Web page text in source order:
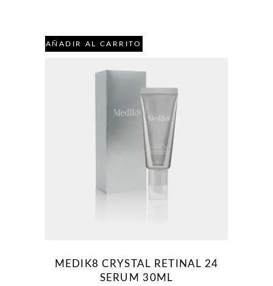
AÑADIR AL CARRITO
MEDIK8 CRYSTAL RETINAL 24
SERUM 30ML